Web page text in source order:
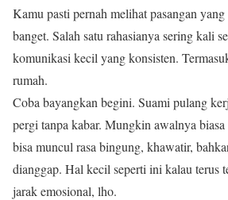
Kamu pasti pernah melihat pasangan
banget. Salah satu rahasianya sering kali
komunikasi kecil yang konsisten.
rumah.
Coba bayangkan begini. Suami pulang
pergi tanpa kabar. Mungkin awalnya biasa
bisa muncul rasa bingung, khawatir,
dianggap. Hal kecil seperti ini kalau terus
jarak emosional, lho.